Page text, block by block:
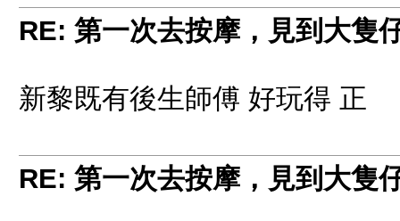
RE: 第一次去按摩，見到大隻
新黎既有後生師傅 好玩得 正
RE: 第一次去按摩，見到大隻